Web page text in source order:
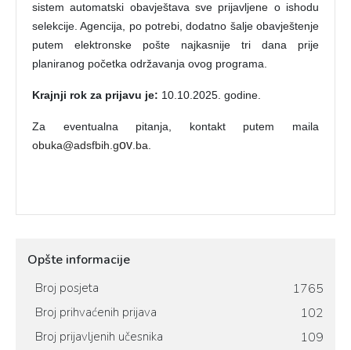
sistem automatski obavještava sve prijavljene o ishodu
selekcije. Agencija, po potrebi, dodatno šalje obavještenje
putem elektronske pošte najkasnije tri dana prije
planiranog početka održavanja ovog programa.
Krajnji rok za prijavu je: 10.10.2025. godine.
Za eventualna pitanja, kontakt putem maila
obuka@adsfbih.gov .ba
Opšte informacije
Broj posjeta 1765
Broj prihvaćenih prijava 102
Broj prijavljenih učesnika 109